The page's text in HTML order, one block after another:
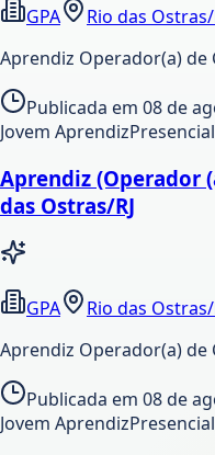
GPA
Rio das Ostras/
Aprendiz Operador(a) de
Publicada em 08 de
Jovem AprendizPresencial
Aprendiz (Operador
das Ostras/RJ
GPA
Rio das Ostras/
Aprendiz Operador(a) de
Publicada em 08 de
Jovem AprendizPresencial